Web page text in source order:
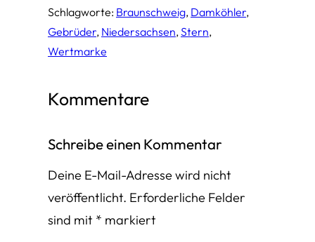
Schlagworte: Braunschweig, Damköhler
Gebrüder, Niedersachsen, Stern
Wertmarke
Kommentare
Schreibe einen Kommentar
Deine E-Mail-Adresse wird nicht
veröffentlicht. Erforderliche Felder
sind mit * markiert